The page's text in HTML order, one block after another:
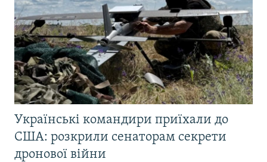
Українські командири приїхали до
США: розкрили сенаторам секрети
дронової війни